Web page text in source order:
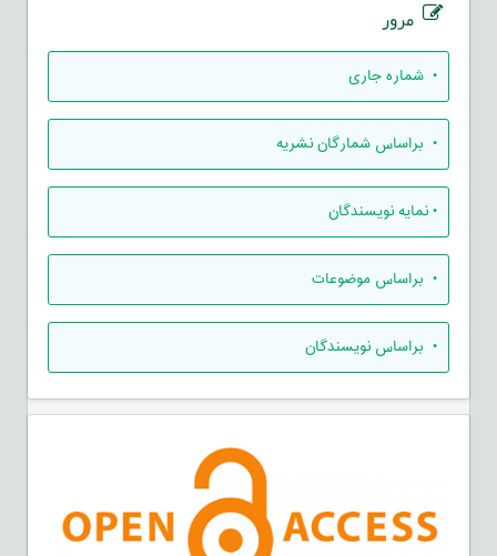
مرور
• شماره جاری
• براساس شمارگان نشریه
•نمایه نویسندگان
• براساس موضوعات
• براساس نویسندگان